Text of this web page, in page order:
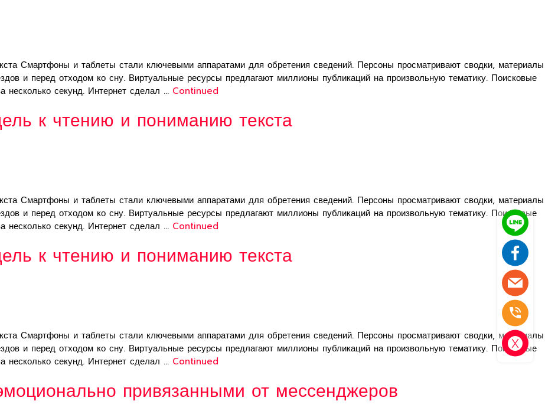
Смартфоны и таблеты стали ключевыми аппаратами для обретения сведений. Персоны просматривают сводки, материалы
и перед отходом ко сну. Виртуальные ресурсы предлагают миллионы публикаций на произвольную тематику. Поисковые
несколько секунд. Интернет сделал … Continued
к чтению и пониманию текста
Смартфоны и таблеты стали ключевыми аппаратами для обретения сведений. Персоны просматривают сводки, материалы
и перед отходом ко сну. Виртуальные ресурсы предлагают миллионы публикаций на произвольную тематику. Поисковые
несколько секунд. Интернет сделал … Continued
к чтению и пониманию текста
Смартфоны и таблеты стали ключевыми аппаратами для обретения сведений. Персоны просматривают сводки, материалы
и перед отходом ко сну. Виртуальные ресурсы предлагают миллионы публикаций на произвольную тематику. Поисковые
несколько секунд. Интернет сделал … Continued
привязанными от мессенджеров